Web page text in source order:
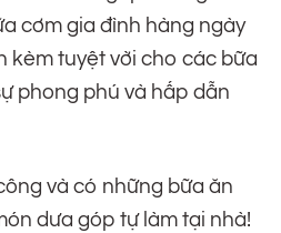
cơm gia đình hàng ngày
kèm tuyệt vời cho các bữa
phong phú và hấp dẫn
và có những bữa ăn
dưa góp tự làm tại nhà!